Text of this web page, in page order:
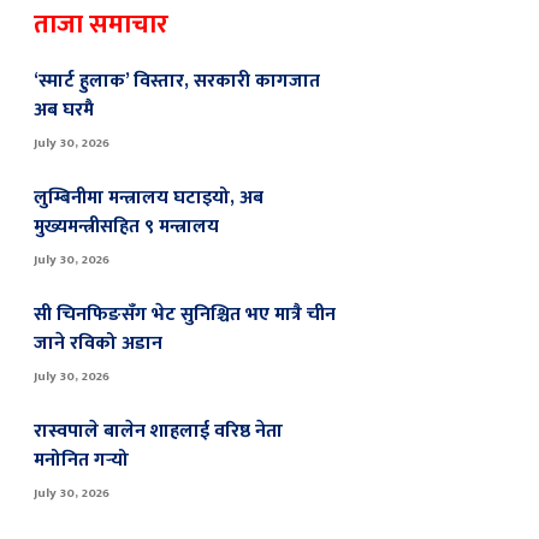
ताजा समाचार
‘स्मार्ट हुलाक’ विस्तार, सरकारी कागजात
अब घरमै
July 30, 2026
लुम्बिनीमा मन्त्रालय घटाइयो, अब
मुख्यमन्त्रीसहित ९ मन्त्रालय
July 30, 2026
सी चिनफिङसँग भेट सुनिश्चित भए मात्रै चीन
जाने रविको अडान
July 30, 2026
रास्वपाले बालेन शाहलाई वरिष्ठ नेता
मनोनित गर्‍यो
July 30, 2026